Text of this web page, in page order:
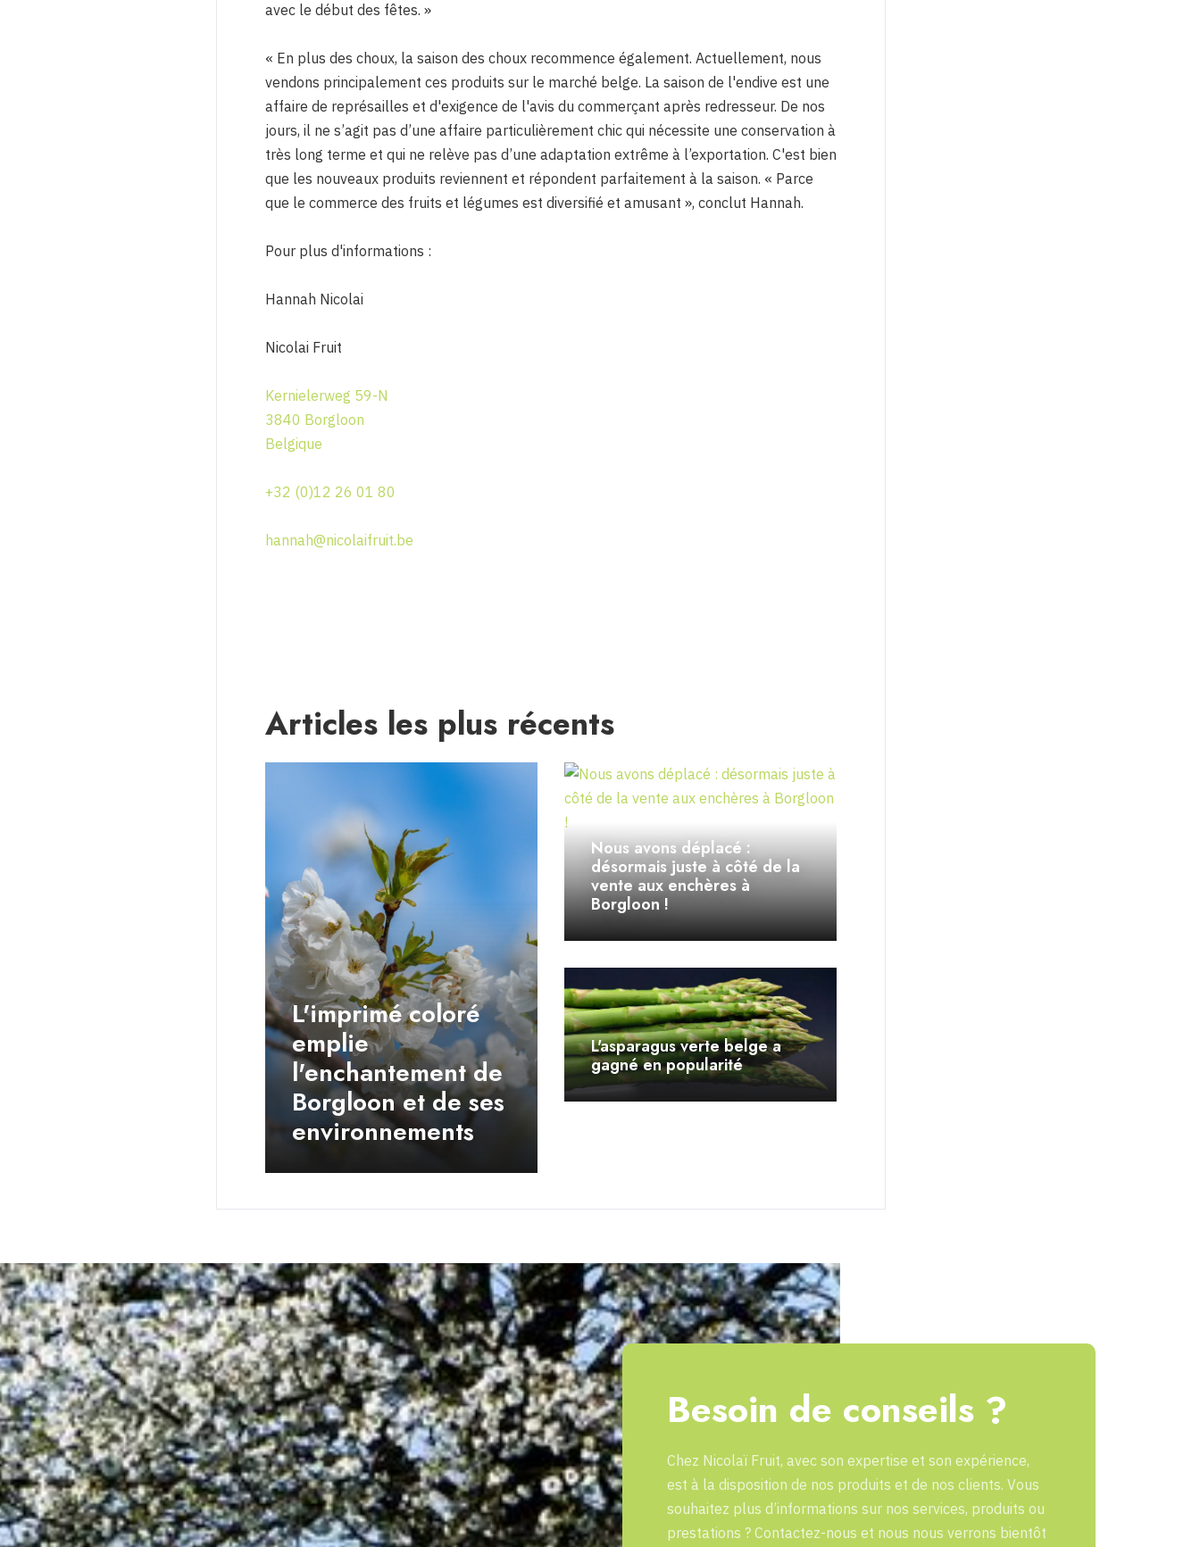
avec le début des fêtes. »
« En plus des choux, la saison des choux recommence également. Actuellement, nous
vendons principalement ces produits sur le marché belge. La saison de l'endive est une
affaire de représailles et d'exigence de l'avis du commerçant après redresseur. De nos
jours, il ne s’agit pas d’une affaire particulièrement chic qui nécessite une conservation à
très long terme et qui ne relève pas d’une adaptation extrême à l’exportation. C'est bien
que les nouveaux produits reviennent et répondent parfaitement à la saison. « Parce
que le commerce des fruits et légumes est diversifié et amusant », conclut Hannah.
Pour plus d'informations :
Hannah Nicolai
Nicolai Fruit
Kernielerweg 59-N
3840 Borgloon
Belgique
+32 (0)12 26 01 80
hannah@nicolaifruit.be
Articles les plus récents
L'imprimé coloré
emplie
l'enchantement de
Borgloon et de ses
environnements
Nous avons déplacé :
désormais juste à côté de la
vente aux enchères à
Borgloon !
L'asparagus verte belge a
gagné en popularité
Besoin de conseils ?
Chez Nicolaï Fruit, avec son expertise et son expérience,
est à la disposition de nos produits et de nos clients. Vous
souhaitez plus d’informations sur nos services, produits ou
prestations ? Contactez-nous et nous nous verrons bientôt